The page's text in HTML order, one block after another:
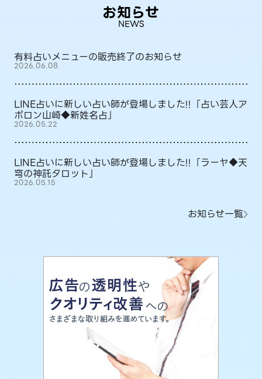
お知らせ
NEWS
有料占いメニューの販売終了のお知らせ
2026.06.08
LINE占いに新しい占い師が登場しました!!「占い芸人ア
ポロン山崎◆新姓名占」
2026.05.22
LINE占いに新しい占い師が登場しました!!「ラーヤ◆天
穹の神託タロット」
2026.05.15
お知らせ一覧